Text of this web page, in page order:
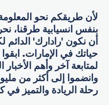
لأن طريقكم نحو
بنفس انسيابية طرقنا،
أن نكون 'رادارك'
حياتك في الإمارات.
لمتابعة آخر وأهم الأخبار
وانضموا إلى أكثر من
رحلة الريادة والتميز